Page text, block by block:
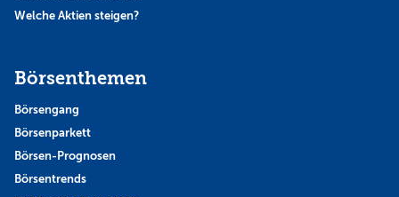
Welche Aktien steigen?
Börsenthemen
Börsengang
Börsenparkett
Börsen-Prognosen
Börsentrends